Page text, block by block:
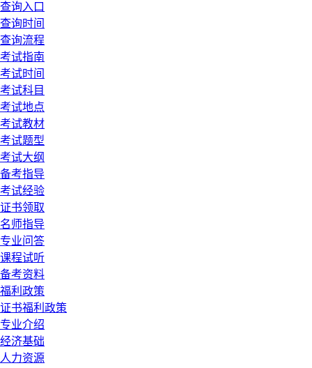
查询入口
查询时间
查询流程
考试指南
考试时间
考试科目
考试地点
考试教材
考试题型
考试大纲
备考指导
考试经验
证书领取
名师指导
专业问答
课程试听
备考资料
福利政策
证书福利政策
专业介绍
经济基础
人力资源